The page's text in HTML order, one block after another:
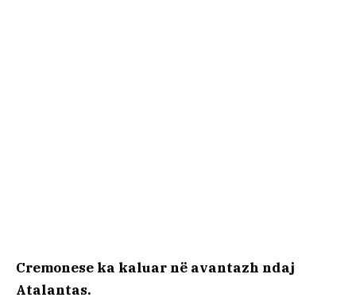
Cremonese ka kaluar në avantazh ndaj
Atalantas.